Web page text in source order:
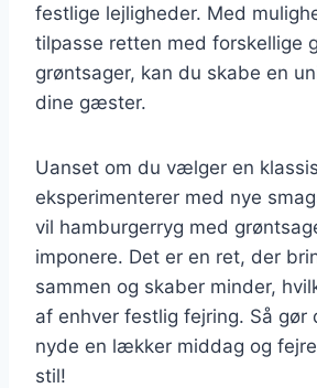
festlige lejligheder. Med
tilpasse retten med forskellige
grøntsager, kan du skabe en
dine gæster.
Uanset om du vælger en
eksperimenterer med nye
vil hamburgerryg med
imponere. Det er en ret, der
sammen og skaber minder,
af enhver festlig fejring. Så gør
nyde en lækker middag og
stil!